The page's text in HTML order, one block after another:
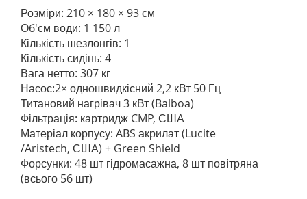
Розміри: 210 × 180 × 93 см
Об'єм води: 1 150 л
Кількість шезлонгів: 1
Кількість сидінь: 4
Вага нетто: 307 кг
Насос:2× одношвидкісний 2,2 кВт 50 Гц
Титановий нагрівач 3 кВт (Balboa)
Фільтрація: картридж CMP, США
Матеріал корпусу: ABS акрилат (Lucite
/Aristech, США) + Green Shield
Форсунки: 48 шт гідромасажна, 8 шт повітряна
(всього 56 шт)